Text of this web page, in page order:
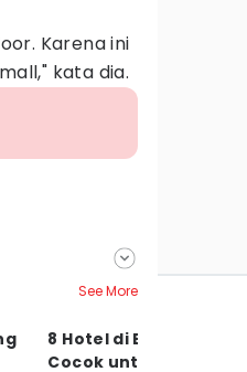
Karena ini
kata dia.
See More
8 Hotel di Bandung
Cocok untuk